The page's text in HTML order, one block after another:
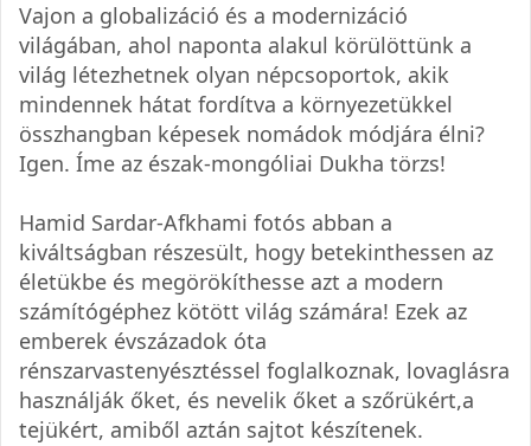
Vajon a globalizáció és a modernizáció
világában, ahol naponta alakul körülöttünk a
világ létezhetnek olyan népcsoportok, akik
mindennek hátat fordítva a környezetükkel
összhangban képesek nomádok módjára élni?
Igen. Íme az észak-mongóliai Dukha törzs!
Hamid Sardar-Afkhami fotós abban a
kiváltságban részesült, hogy betekinthessen az
életükbe és megörökíthesse azt a modern
számítógéphez kötött világ számára! Ezek az
emberek évszázadok óta
rénszarvastenyésztéssel foglalkoznak, lovaglásra
használják őket, és nevelik őket a szőrükért,a
tejükért, amiből aztán sajtot készítenek.